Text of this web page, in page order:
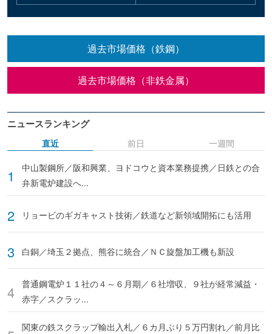
過去市場価格（鉄鋼）
過去市場価格（非鉄金属）
ニュースランキング
直近
中山製鋼所／阪和興業、ヨドコウと資本業務提携／日鉄との合
弁新電炉建設へ...
リョービのギガキャスト技術／鉄道など新領域開拓にも活用
白銅／埼玉２拠点、熊谷に統合／ＮＣ旋盤加工機も新設
普通鋼電炉１１社の４～６月期／６社増収、９社が経常減益・
赤字／スクラッ...
関東の鉄スクラップ輸出入札／６カ月ぶり５万円割れ／前月比
前日 一週間